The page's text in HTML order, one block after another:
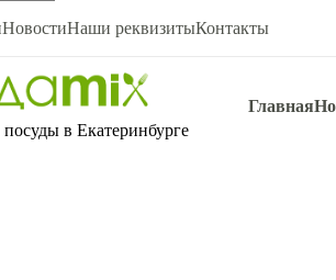
НовостиНаши реквизитыКонтакты
в Екатеринбурге
Главная